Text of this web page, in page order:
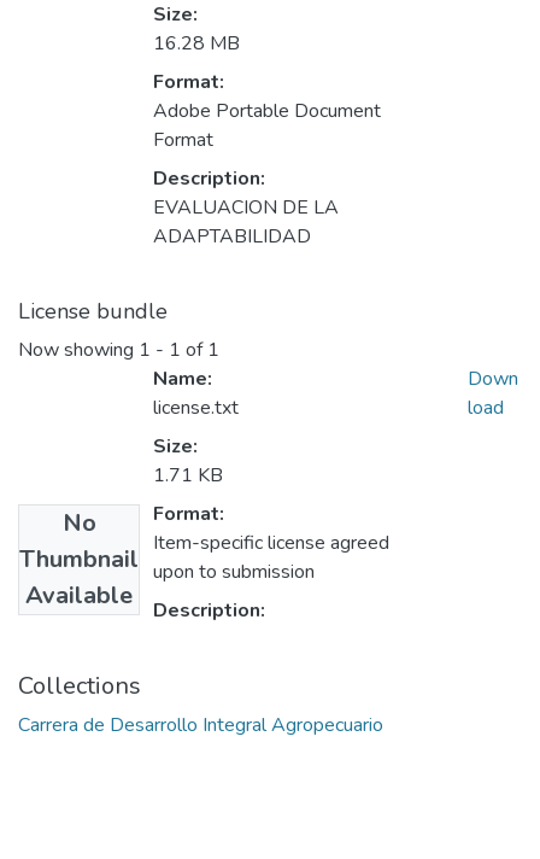
Size:
16.28 MB
Format:
Adobe Portable Document
Format
Description:
EVALUACION DE LA
ADAPTABILIDAD
License bundle
Now showing 1 - 1 of 1
No
Thumbnail
Available
Name:
license.txt
Size:
1.71 KB
Format:
Item-specific license agreed
upon to submission
Description:
Down
load
Collections
Carrera de Desarrollo Integral Agropecuario